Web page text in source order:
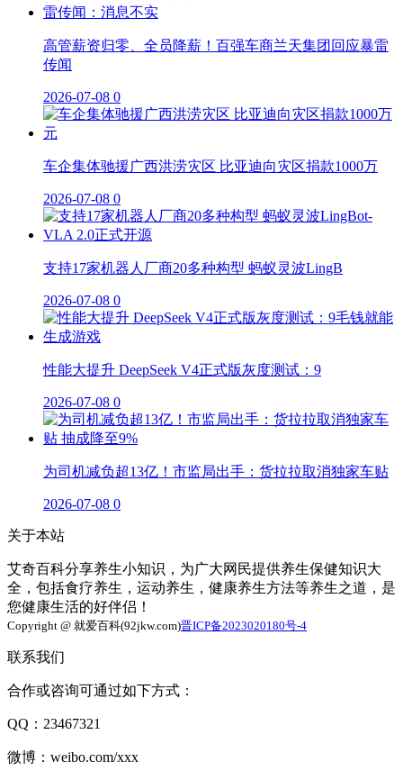
高管薪资归零、全员降薪！百强车商兰天集团回应暴雷
传闻
2026-07-08 0
车企集体驰援广西洪涝灾区 比亚迪向灾区捐款1000万
2026-07-08 0
支持17家机器人厂商20多种构型 蚂蚁灵波LingB
2026-07-08 0
性能大提升 DeepSeek V4正式版灰度测试：9
2026-07-08 0
为司机减负超13亿！市监局出手：货拉拉取消独家车贴
2026-07-08 0
关于本站
艾奇百科分享养生小知识，为广大网民提供养生保健知识大
全，包括食疗养生，运动养生，健康养生方法等养生之道，是
您健康生活的好伴侣！
Copyright @ 就爱百科(92jkw.com)晋ICP备2023020180号-4
联系我们
合作或咨询可通过如下方式：
QQ：23467321
微博：weibo.com/xxx